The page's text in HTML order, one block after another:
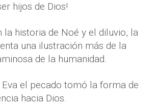
hijos de Dios!
la historia de Noé y el diluvio, la
una ilustración más de la
de la humanidad.
Eva el pecado tomó la forma de
hacia Dios.